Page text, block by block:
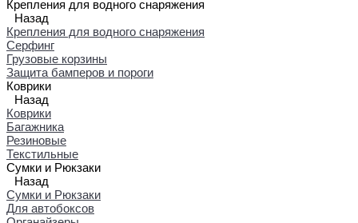
Крепления для водного снаряжения
Назад
Крепления для водного снаряжения
Серфинг
Грузовые корзины
Защита бамперов и пороги
Коврики
Назад
Коврики
Багажника
Резиновые
Текстильные
Сумки и Рюкзаки
Назад
Сумки и Рюкзаки
Для автобоксов